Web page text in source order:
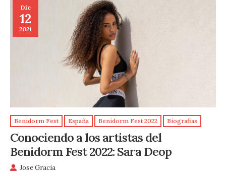
Dic
12
2021
Benidorm Fest España Benidorm Fest 2022 Biografias
Conociendo a los artistas del
Benidorm Fest 2022: Sara Deop
Jose Gracia